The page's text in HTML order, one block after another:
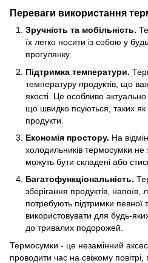
Переваги використання
Зручність та мобільність.
їх легко носити із собою у
прогулянку.
Підтримка температури.
температуру продуктів, що
якості. Це особливо
що швидко псуються, таких
продукти.
Економія простору. На
холодильників термосумки не
можуть бути складені або
Багатофункціональність.
зберігання продуктів, напоїв,
потребують підтримки
використовувати для будь-
до тривалих подорожей.
Термосумки - це незамінний
проводити час на свіжому